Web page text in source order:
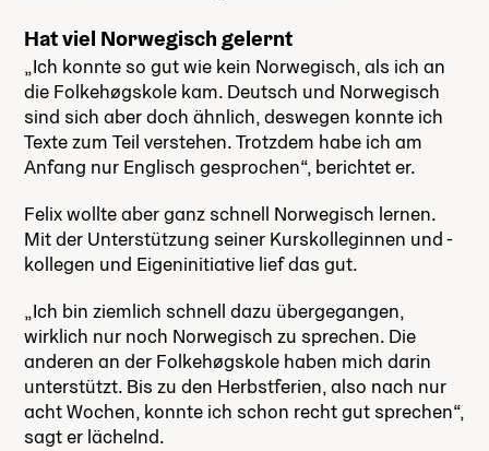
Hat viel Norwegisch gelernt
„Ich konnte so gut wie kein Norwegisch, als ich an
die Folkehøgskole kam. Deutsch und Norwegisch
sind sich aber doch ähnlich, deswegen konnte ich
Texte zum Teil verstehen. Trotzdem habe ich am
Anfang nur Englisch gesprochen“, berichtet er.
Felix wollte aber ganz schnell Norwegisch lernen.
Mit der Unterstützung seiner Kurskolleginnen und -
kollegen und Eigeninitiative lief das gut.
„Ich bin ziemlich schnell dazu übergegangen,
wirklich nur noch Norwegisch zu sprechen. Die
anderen an der Folkehøgskole haben mich darin
unterstützt. Bis zu den Herbstferien, also nach nur
acht Wochen, konnte ich schon recht gut sprechen“,
sagt er lächelnd.